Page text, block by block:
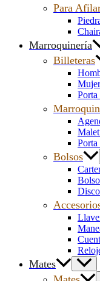
Para
Marroquinería
Billeteras
Mujer
Porta
Porta
Bolsos
Mates